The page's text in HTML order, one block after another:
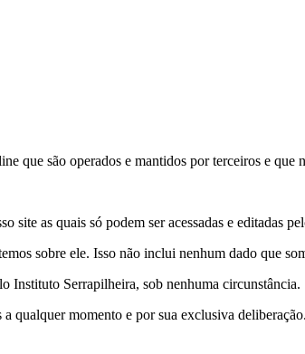
que são operados e mantidos por terceiros e
site as quais só podem ser acessadas e editadas
sobre ele. Isso não inclui nenhum dado que
Instituto Serrapilheira, sob nenhuma circunstância.
qualquer momento e por sua exclusiva deliberação.